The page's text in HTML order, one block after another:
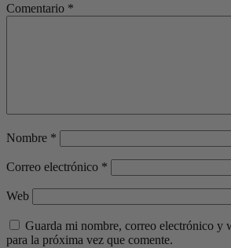
Comentario *
Nombre *
Correo electrónico *
Web
Guarda mi nombre, correo electrónico y
para la próxima vez que comente.